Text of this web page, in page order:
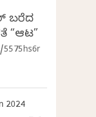
ಬರೆದ
“ಆಟ”
2024